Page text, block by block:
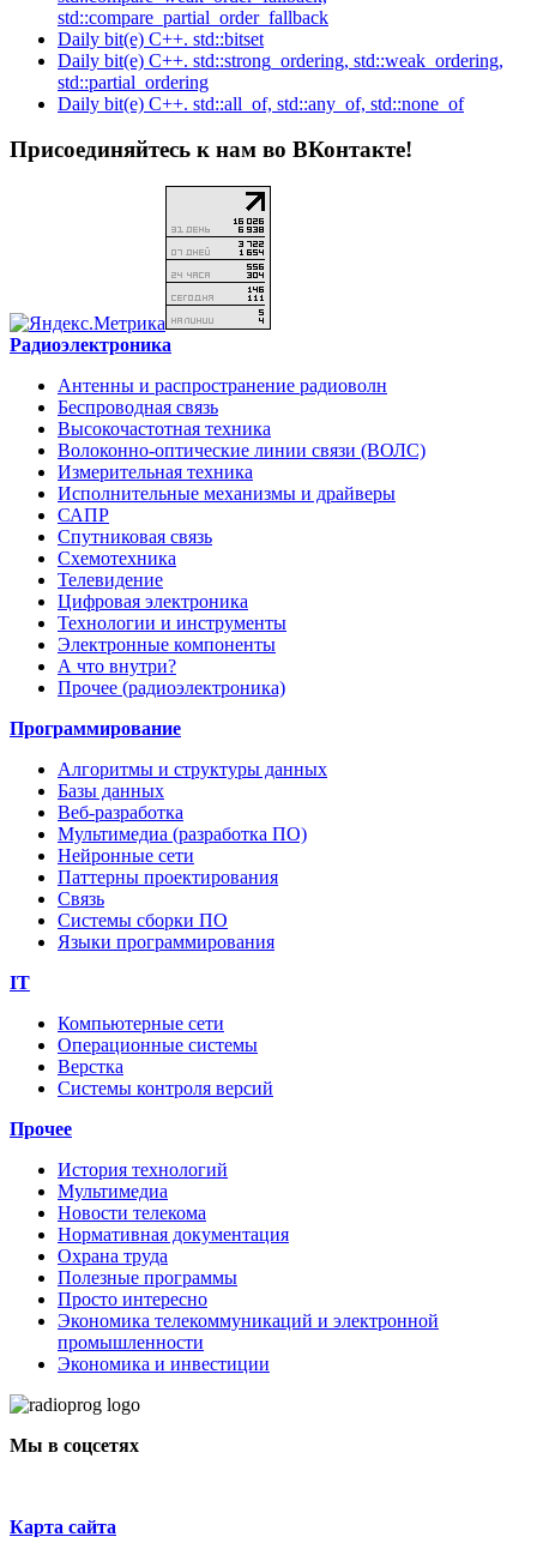
std::compare_partial_order_fallback
Daily bit(e) C++. std::bitset
Daily bit(e) C++. std::strong_ordering, std::weak_ordering,
std::partial_ordering
Daily bit(e) C++. std::all_of, std::any_of, std::none_of
Присоединяйтесь к нам во ВКонтакте!
Радиоэлектроника
Антенны и распространение радиоволн
Беспроводная связь
Высокочастотная техника
Волоконно-оптические линии связи (ВОЛС)
Измерительная техника
Исполнительные механизмы и драйверы
САПР
Спутниковая связь
Схемотехника
Телевидение
Цифровая электроника
Технологии и инструменты
Электронные компоненты
А что внутри?
Прочее (радиоэлектроника)
Программирование
Алгоритмы и структуры данных
Базы данных
Веб-разработка
Мультимедиа (разработка ПО)
Нейронные сети
Паттерны проектирования
Связь
Системы сборки ПО
Языки программирования
IT
Компьютерные сети
Операционные системы
Верстка
Системы контроля версий
Прочее
История технологий
Мультимедиа
Новости телекома
Нормативная документация
Охрана труда
Полезные программы
Просто интересно
Экономика телекоммуникаций и электронной
промышленности
Экономика и инвестиции
Мы в соцсетях
Карта сайта